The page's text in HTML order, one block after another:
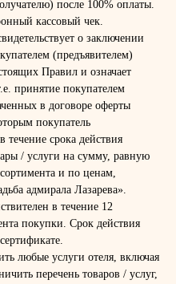
после 100% оплаты.
кассовый чек.
о заключении
(предъявителем)
Правил и означает
принятие покупателем
в договоре оферты
покупатель
течение срока действия
/ услуги на сумму, равную
и по ценам,
адмирала Лазарева».
в течение 12
покупки. Срок действия
любые услуги отеля, включая
перечень товаров / услуг,